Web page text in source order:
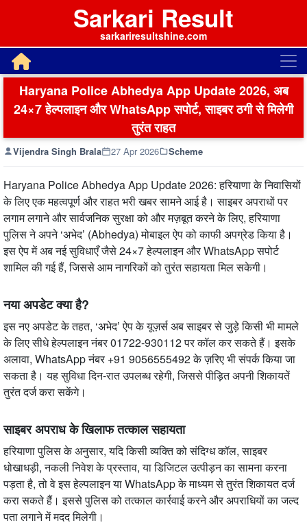
Sarkari Result
sarkariresultshine.com
Haryana Police Abhedya App Update 2026, अब
24×7 हेल्पलाइन और WhatsApp सपोर्ट, साइबर ठगी से मिलेगी
तुरंत राहत
Vijendra Singh Brala 27 Apr 2026 Scheme
Haryana Police Abhedya App Update 2026: हरियाणा के निवासियों
के लिए एक महत्वपूर्ण और राहत भरी खबर सामने आई है। साइबर अपराधों पर
लगाम लगाने और सार्वजनिक सुरक्षा को और मज़बूत करने के लिए, हरियाणा
पुलिस ने अपने ‘अभेद’ (Abhedya) मोबाइल ऐप को काफी अपग्रेड किया है।
इस ऐप में अब नई सुविधाएँ जैसे 24×7 हेल्पलाइन और WhatsApp सपोर्ट
शामिल की गई हैं, जिससे आम नागरिकों को तुरंत सहायता मिल सकेगी।
नया अपडेट क्या है?
इस नए अपडेट के तहत, ‘अभेद’ ऐप के यूज़र्स अब साइबर से जुड़े किसी भी मामले
के लिए सीधे हेल्पलाइन नंबर 01722-930112 पर कॉल कर सकते हैं। इसके
अलावा, WhatsApp नंबर +91 9056555492 के ज़रिए भी संपर्क किया जा
सकता है। यह सुविधा दिन-रात उपलब्ध रहेगी, जिससे पीड़ित अपनी शिकायतें
तुरंत दर्ज करा सकेंगे।
साइबर अपराध के खिलाफ तत्काल सहायता
हरियाणा पुलिस के अनुसार, यदि किसी व्यक्ति को संदिग्ध कॉल, साइबर
धोखाधड़ी, नकली निवेश के प्रस्ताव, या डिजिटल उत्पीड़न का सामना करना
पड़ता है, तो वे इस हेल्पलाइन या WhatsApp के माध्यम से तुरंत शिकायत दर्ज
करा सकते हैं। इससे पुलिस को तत्काल कार्रवाई करने और अपराधियों का जल्द
पता लगाने में मदद मिलेगी।